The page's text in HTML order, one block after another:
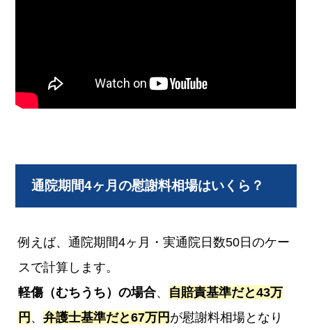
通院期間4ヶ月の慰謝料相場はいくら？
例えば、通院期間4ヶ月・実通院日数50日のケー
スで計算します。
軽傷（むちうち）の場合、 自賠責基準だと43万
円 、弁護士基準だと67万円 が慰謝料相場となり